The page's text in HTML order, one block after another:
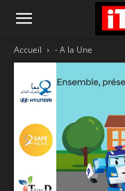
Accueil - A la Une